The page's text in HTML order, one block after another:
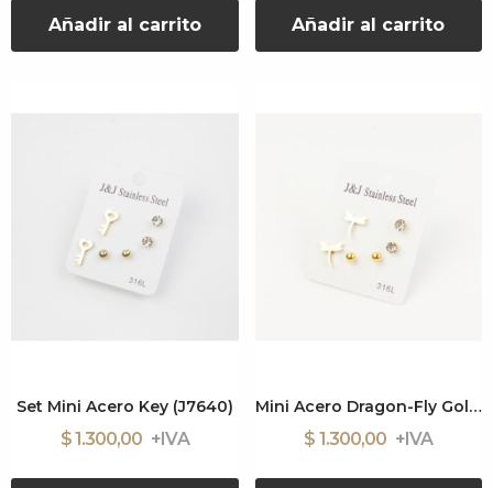
Añadir al carrito Añadir al carrito
Set Mini Acero Key (J7640)
$ 1.300,00
Mini Acero Dragon-Fly Gold (J7665)
$ 1.300,00